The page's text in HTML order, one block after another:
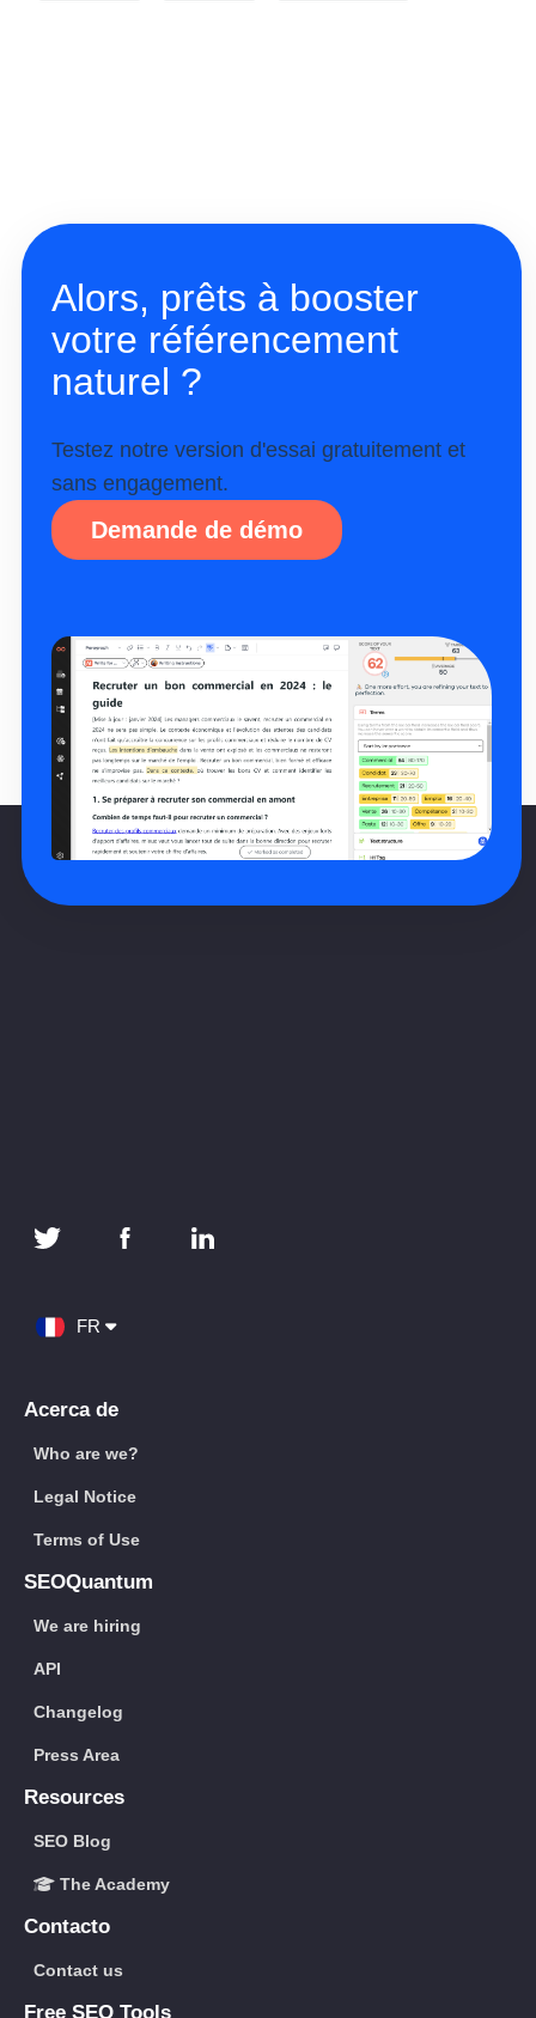
Alors, prêts à booster
votre référencement
naturel ?
Testez notre version d'essai gratuitement et
sans engagement.
Demande de démo
FR
Acerca de
Who are we?
Legal Notice
Terms of Use
SEOQuantum
We are hiring
API
Changelog
Press Area
Resources
SEO Blog
The Academy
Contacto
Contact us
Free SEO Tools